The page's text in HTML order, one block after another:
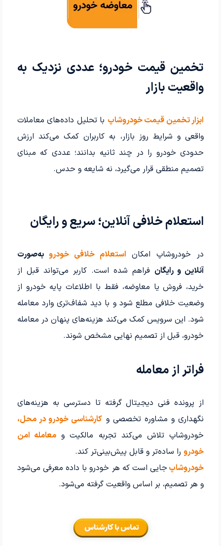
تخمین قیمت خودرو؛ عددی نزدیک به
واقعیت بازار
ابزار تخمین قیمت خودروشاپ با تحلیل داده‌های معاملات
واقعی و شرایط روز بازار، به کاربران کمک می‌کند ارزش
حدودی خودرو را در چند ثانیه بدانند؛ عددی که مبنای
تصمیم منطقی قرار می‌گیرد، نه شایعه و حدس.
استعلام خلافی آنلاین؛ سریع و رایگان
در خودروشاپ امکان استعلام خلافی خودروبه‌صورت
آنلاین و رایگان فراهم شده است. کاربر می‌تواند قبل از
خرید، فروش یا معاوضه، فقط با اطلاعات پایه خودرو از
وضعیت خلافی مطلع شود و با دید شفاف‌تری وارد معامله
شود. این سرویس کمک می‌کند هزینه‌های پنهان در معامله
خودرو، قبل از تصمیم نهایی مشخص شوند.
فراتر از معامله
از پرونده فنی دیجیتال گرفته تا دسترسی به هزینه‌های
نگهداری و مشاوره تخصصی و کارشناسی خودرو در محل،
خودروشاپ تلاش می‌کند تجربه مالکیت و معامله امن
خودرورا ساده‌تر و قابل پیش‌بینی‌تر کند.
خودروشاپ جایی است که هر خودرو با داده معرفی می‌شود
و هر تصمیم، بر اساس واقعیت گرفته می‌شود.